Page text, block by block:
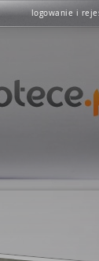
logowanie i